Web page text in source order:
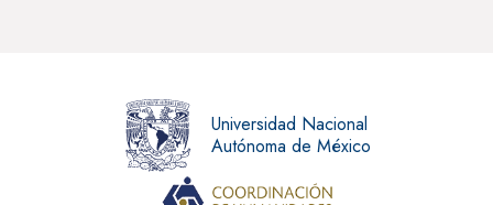
Universidad Nacional
Autónoma de México